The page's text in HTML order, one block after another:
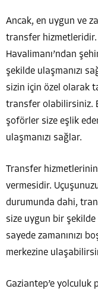
Ancak, en uygun ve
transfer
Havalimanı’ndan
şekilde ulaşmanızı
sizin için özel olarak
transfer olabilirsiniz.
şoförler size eşlik
ulaşmanızı sağlar.
Transfer
vermesidir.
durumunda dahi,
size uygun bir şekilde
sayede zamanınızı
merkezine
Gaziantep’e yolculuk